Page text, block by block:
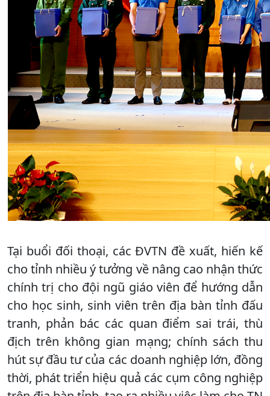
Tại buổi đối thoại, các ĐVTN đề xuất, hiến kế
cho tỉnh nhiều ý tưởng về nâng cao nhận thức
chính trị cho đội ngũ giáo viên để hướng dẫn
cho học sinh, sinh viên trên địa bàn tỉnh đấu
tranh, phản bác các quan điểm sai trái, thù
địch trên không gian mạng; chính sách thu
hút sự đầu tư của các doanh nghiệp lớn, đồng
thời, phát triển hiệu quả các cụm công nghiệp